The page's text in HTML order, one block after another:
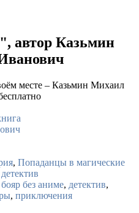
автор Казьмин
, Попаданцы в магические
бояр без аниме, детектив,
, приключения